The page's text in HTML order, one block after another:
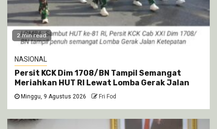
2 min read
NASIONAL
Persit KCK Dim 1708/BN Tampil Semangat
Meriahkan HUT RI Lewat Lomba Gerak Jalan
Minggu, 9 Agustus 2026 Fri Fod